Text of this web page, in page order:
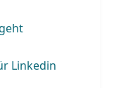
Linkedin